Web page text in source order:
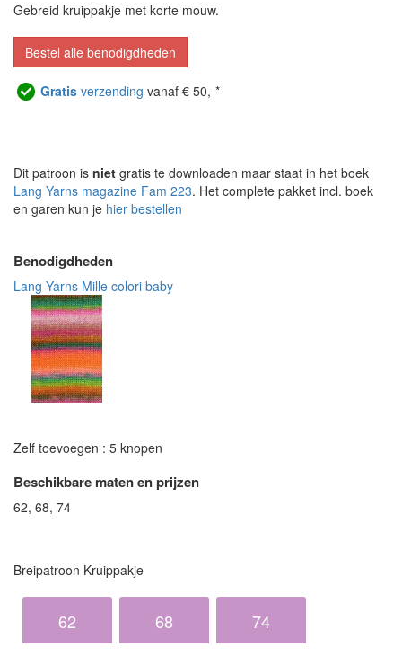
Gebreid kruippakje met korte mouw.
Bestel alle benodigdheden
Gratis verzending vanaf € 50,-*
Dit patroon is niet gratis te downloaden maar staat in het boek
Lang Yarns magazine Fam 223. Het complete pakket incl. boek
en garen kun je hier bestellen
Benodigdheden
Lang Yarns Mille colori baby
Zelf toevoegen : 5 knopen
Beschikbare maten en prijzen
62, 68, 74
Breipatroon Kruippakje
62 68 74